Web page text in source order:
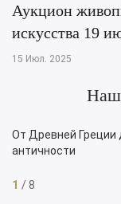
Аукцион
искусства 19
15 Июл. 2025
Наш
От Древней
античности
1 /8